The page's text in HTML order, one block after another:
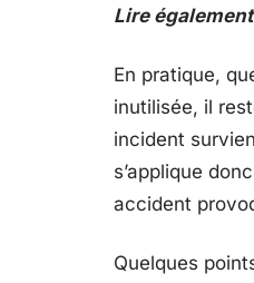
Lire
En pratique,
inutilisée, il
incident
s’applique
accident
Quelques